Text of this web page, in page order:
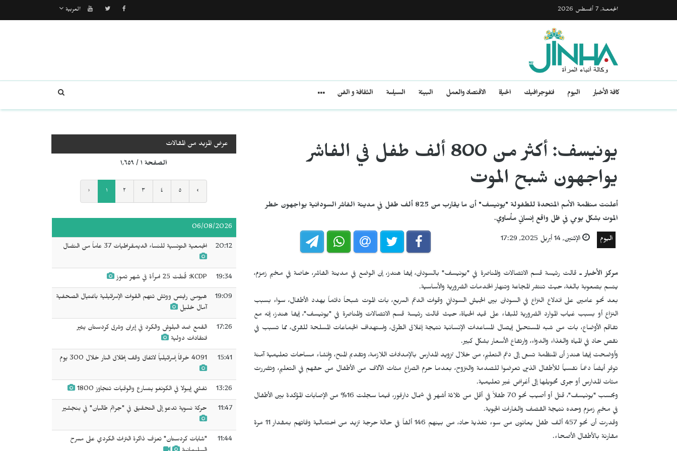
الجمعـة, 7 أغسطس 2026 العربية
كافة الأخبار اليوم انفوجرافيك الحياة الاقتصاد والعمل البيئة السياسة الثقافة و الفن
يونيسف: أكثر من 800 ألف طفل في الفاشر
يواجهون شبح الموت
أعلنت منظمة الأمم المتحدة للطفولة "يونيسف" أن ما يقارب من 825 ألف طفل في مدينة الفاشر السودانية يواجهون خطر
الموت بشكل يومي في ظل واقع إنساني مأساوي.
اليوم الإثنين, 14 أبريل 2025, 17:29
مركز الأخبار ـقالت رئيسة قسم الاتصالات والمناصرة في "يونيسف" بالسودان، إيفا هندز، إن الوضع في مدينة الفاشر، خاصة في مخيم زمزم،
يتسم بصعوبة بالغة، حيث تنتشر المجاعة وتنهار الخدمات الضرورية والأساسية.
بعد نحو عامين على اندلاع النزاع في السودان بين الجيش السوداني وقوات الدعم السريع، بات الموت شبحاً دائماً يهدد الأطفال، سواء بسبب
النزاع أو بسبب غياب الموارد الضرورية للبقاء على قيد الحياة، حيث قالت رئيسة قسم الاتصالات والمناصرة في "يونيسف"، إيفا هندز، إنه مع
تفاقم الأوضاع، بات من شبه المستحيل إيصال المساعدات الإنسانية نتيجة إغلاق الطرق، واستهداف الجماعات المسلحة للقرى، مما تسبب في
نقص حاد في المياه والغذاء والدواء، وارتفاع الأسعار بشكل كبير.
وأوضحت إيفا هندز أن المنظمة تسعى إلى دعم التعليم، من خلال تزويد المدارس بالإمدادات اللازمة، وتقديم المنح، وإنشاء مساحات تعليمية آمنة
توفر أيضاً دعماً نفسياً للأطفال الذين تعرضوا للصدمة والنزوح، بعدما حرم الصراع مئات الآلاف من الأطفال من حقهم في التعليم، وتضررت
مئات المدارس أو جرى تحويلها إلى أغراض غير تعليمية.
وبحسب "يونيسف"، قتل أو أصيب نحو 70 طفلاً في أقل من ثلاثة أشهر في شمال دارفور، فيما سجلت 16% من الإصابات المؤكدة بين الأطفال
في مخيم زمزم وحده نتيجة القصف والغارات الجوية.
وقدرت أن نحو 457 ألف طفل يعانون من سوء تغذية حاد، من بينهم 146 ألفاً في حالة حرجة تزيد من احتمالية وفاتهم بمقدار 11 مرة
مقارنة بالأطفال الأصحاء.
عرض المزيد من المقالات
الصفحة ١ / ١٬٦٥٩
‹ ١ ٢ ٣ ٤ ٥ ›
06/08/2026
20:12 الجمعية التونسية للنساء الديمقراطيات 37 عاماً من النضال
19:34 KCDP: قُتلت 25 امرأة في شهر تموز
19:09
هيومن رايتس ووتش تتهم القوات الإسرائيلية باغتيال الصحفية
آمال خليل
17:26
القمع ضد البلوش والكرد في إيران وشرق كردستان يثير
انتقادات دولية
15:41 4091 خرقاً إسرائيلياً لاتفاق وقف إطلاق النار خلال 300 يوم
13:26 تفشي إيبولا في الكونغو يتسارع والوفيات تتجاوز 1800
11:47 حركة نسوية تدعو إلى التحقيق في "جرائم طالبان" في بنجشير
11:44
"شابات كردستان" تعزف ذاكرة التراث الكردي على مسرح